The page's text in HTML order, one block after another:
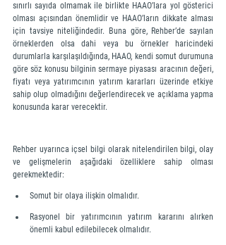
sınırlı sayıda olmamak ile birlikte HAAO’lara yol gösterici
olması açısından önemlidir ve HAAO’ların dikkate alması
için tavsiye niteliğindedir. Buna göre, Rehber’de sayılan
örneklerden olsa dahi veya bu örnekler haricindeki
durumlarla karşılaşıldığında, HAAO, kendi somut durumuna
göre söz konusu bilginin sermaye piyasası aracının değeri,
fiyatı veya yatırımcının yatırım kararları üzerinde etkiye
sahip olup olmadığını değerlendirecek ve açıklama yapma
konusunda karar verecektir.
Rehber uyarınca içsel bilgi olarak nitelendirilen bilgi, olay
ve gelişmelerin aşağıdaki özelliklere sahip olması
gerekmektedir:
Somut bir olaya ilişkin olmalıdır.
Rasyonel bir yatırımcının yatırım kararını alırken
önemli kabul edilebilecek olmalıdır.